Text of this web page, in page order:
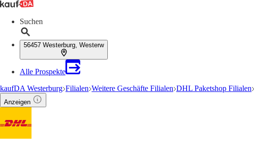
Suchen
56457 Westerburg, Westerw
Alle Prospekte
kaufDA Westerburg Filialen Weitere Geschäfte Filialen DHL Paketshop Filialen
Anzeigen